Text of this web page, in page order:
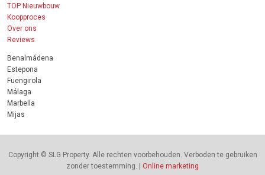
TOP Nieuwbouw
Koopproces
Over ons
Reviews
Benalmádena
Estepona
Fuengirola
Málaga
Marbella
Mijas
Copyright © SLG Property. Alle rechten voorbehouden. Verboden te gebruiken
zonder toestemming. | Online marketing